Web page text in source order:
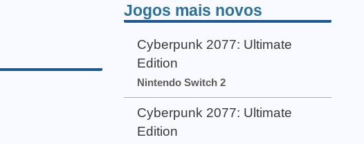
Jogos mais novos
Cyberpunk 2077: Ultimate
Edition
Nintendo Switch 2
Cyberpunk 2077: Ultimate
Edition